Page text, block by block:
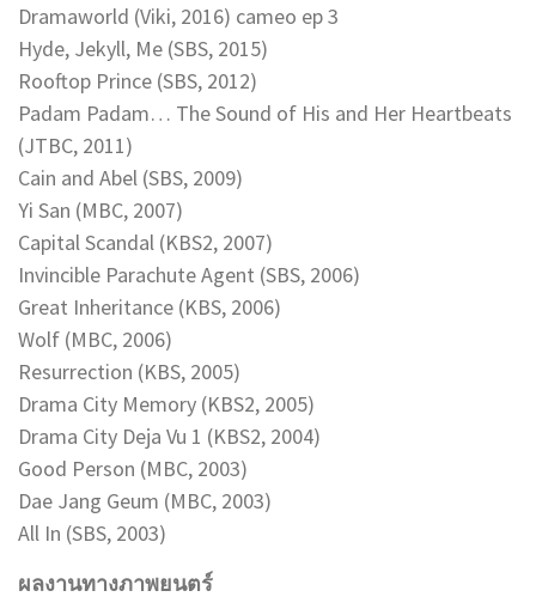
Dramaworld (Viki, 2016) cameo ep 3
Hyde, Jekyll, Me (SBS, 2015)
Rooftop Prince (SBS, 2012)
Padam Padam… The Sound of His and Her Heartbeats
(JTBC, 2011)
Cain and Abel (SBS, 2009)
Yi San (MBC, 2007)
Capital Scandal (KBS2, 2007)
Invincible Parachute Agent (SBS, 2006)
Great Inheritance (KBS, 2006)
Wolf (MBC, 2006)
Resurrection (KBS, 2005)
Drama City Memory (KBS2, 2005)
Drama City Deja Vu 1 (KBS2, 2004)
Good Person (MBC, 2003)
Dae Jang Geum (MBC, 2003)
All In (SBS, 2003)
ผลงานทางภาพยนตร์